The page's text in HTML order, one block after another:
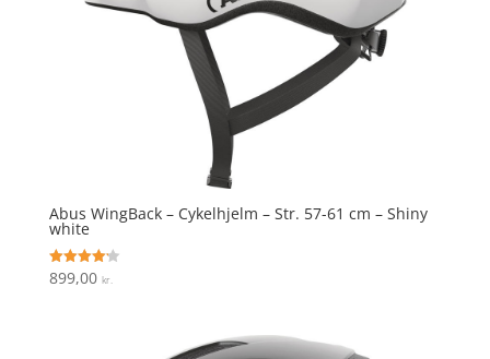
Abus WingBack – Cykelhjelm – Str. 57-61 cm – Shiny
white
Vurderet
4.2
899,00 kr.